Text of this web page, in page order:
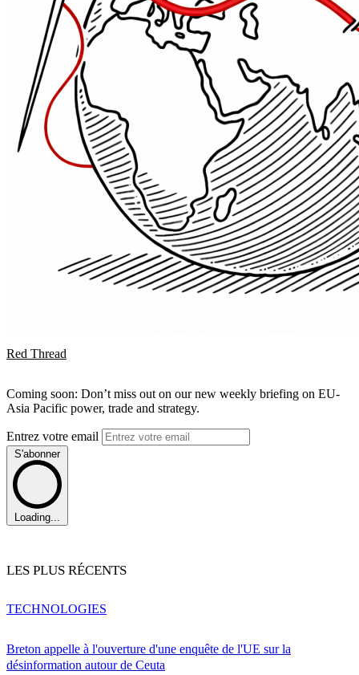
Red Thread
Coming soon: Don’t miss out on our new weekly briefing on EU-
Asia Pacific power, trade and strategy.
Entrez votre email
S'abonner
Loading...
LES PLUS RÉCENTS
Breton appelle à l'ouverture d'une enquête de l'UE sur la
désinformation autour de Ceuta
TECHNOLOGIES